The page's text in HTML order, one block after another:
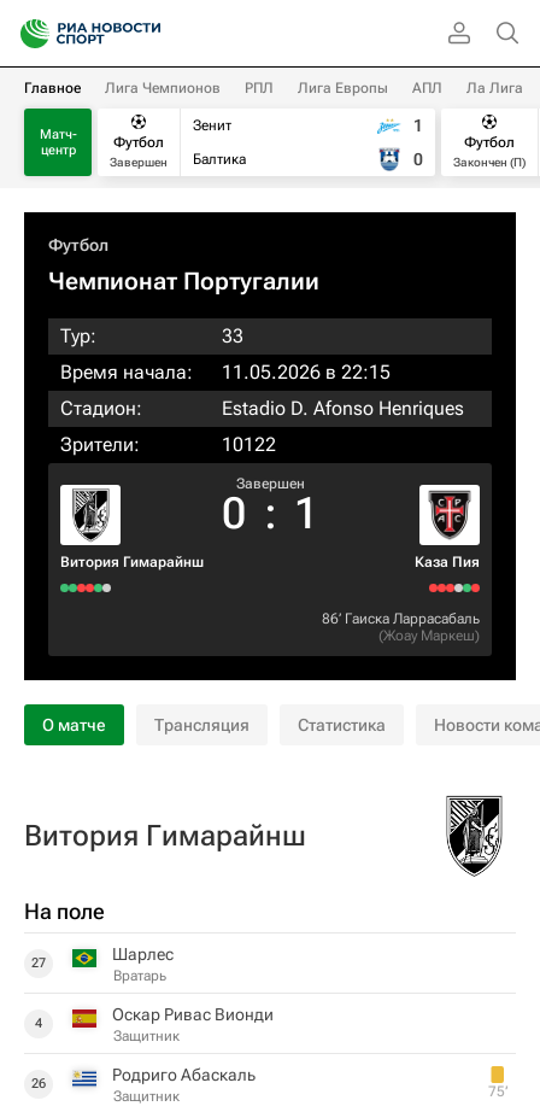
Главное Лига Чемпионов РПЛ Лига Европы АПЛ Ла Лига
Матч-
центр
Футбол
Завершен
Зенит
Балтика
1
0
Футбол
Закончен (П)
Футбол
Чемпионат Португалии
Тур:
33
Время начала:
11.05.2026 в 22:15
Стадион:
Estadio D. Afonso Henriques
Зрители:
10122
Витория Гимарайнш
Завершен
0 : 1
Каза Пия
86‎’‎ Гаиска Ларрасабаль
(Жоау Маркеш)
О матче Трансляция Статистика Новости
Витория Гимарайнш
На поле
27 Шарлес
Вратарь
4 Оскар Ривас Вионди
Защитник
26 Родриго Абаскаль
Защитник 75‎’‎